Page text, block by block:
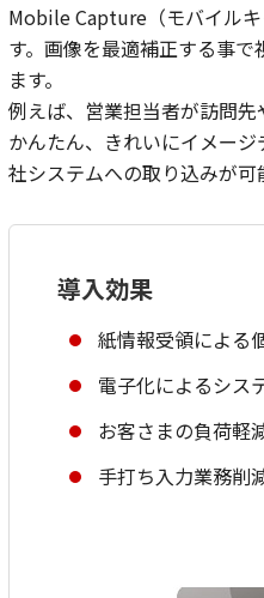
Mobile Capture（モバイル
す。画像を最適補正する事
ます。
例えば、営業担当者が訪問
かんたん、きれいにイメー
社システムへの取り込みが可
導入効果
紙情報受領による
電子化によるシス
お客さまの負荷軽
手打ち入力業務削